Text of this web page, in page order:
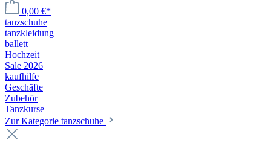
0,00 €*
tanzschuhe
tanzkleidung
ballett
Hochzeit
Sale 2026
kaufhilfe
Geschäfte
Zubehör
Tanzkurse
Zur Kategorie tanzschuhe